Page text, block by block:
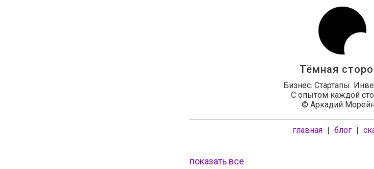
Тёмная
Бизнес. Стартапы.
С опытом каждой
© Аркадий
главная | блог |
показать все